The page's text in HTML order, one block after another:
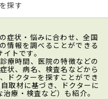
を探す
症状・悩みに合わせ、全国
情報を調べることができる
トです。
療時間、医院の特徴などの
状、病名、検査名などから
ドクターを探すことができ
取材に基づき、ドクターに
療・検査など）も紹介。